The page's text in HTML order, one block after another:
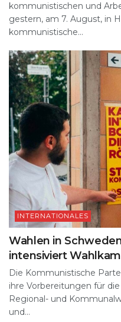
kommunistischen und
gestern, am 7. August, in
kommunistische...
INTERNATIONALES
Wahlen in
intensiviert
Die Kommunistische
ihre Vorbereitungen für
Regional- und
und...